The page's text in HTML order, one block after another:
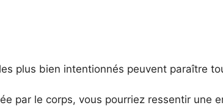
plus bien intentionnés peuvent paraître
par le corps, vous pourriez ressentir une